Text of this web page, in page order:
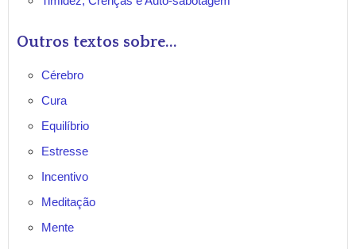
Outros textos sobre...
Cérebro
Cura
Equilíbrio
Estresse
Incentivo
Meditação
Mente